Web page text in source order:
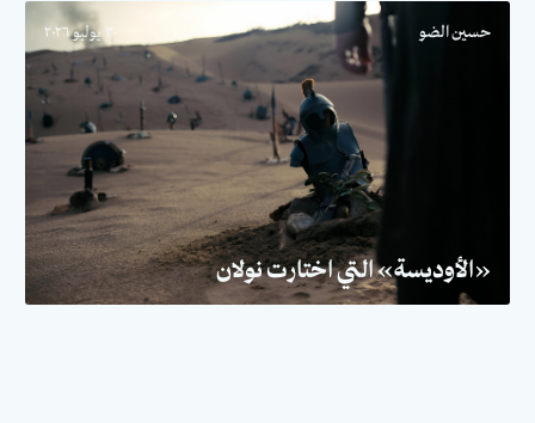
حسين الضو ٣٠ يوليو ٢٠٢٦
«الأوديسة» التي اختارت نولان